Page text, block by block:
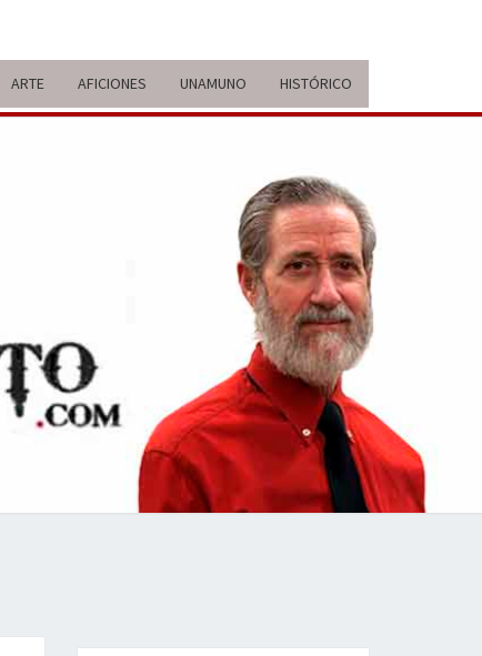
ARTE AFICIONES UNAMUNO HISTÓRICO
Y